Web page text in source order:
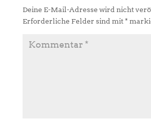
Deine E-Mail-Adresse wird nicht
Erforderliche Felder sind mit*